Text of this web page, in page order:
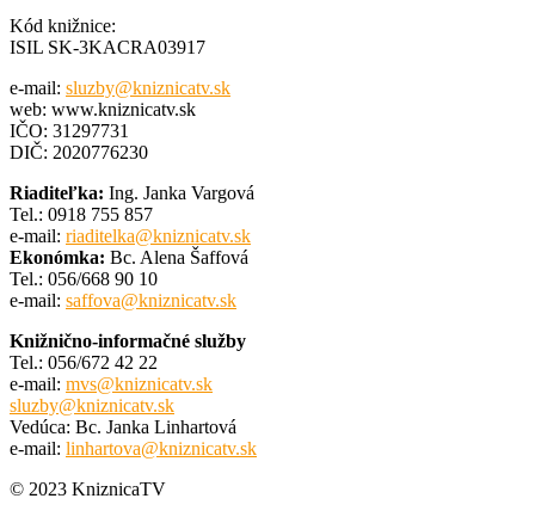
Kód knižnice:
ISIL SK-3KACRA03917
e-mail: sluzby@kniznicatv.sk
web: www.kniznicatv.sk
IČO: 31297731
DIČ: 2020776230
Riaditeľka: Ing. Janka Vargová
Tel.: 0918 755 857
e-mail: riaditelka@kniznicatv.sk
Ekonómka: Bc. Alena Šaffová
Tel.: 056/668 90 10
e-mail: saffova@kniznicatv.sk
Knižnično-informačné služby
Tel.: 056/672 42 22
e-mail: mvs@kniznicatv.sk
sluzby@kniznicatv.sk
Vedúca: Bc. Janka Linhartová
e-mail: linhartova@kniznicatv.sk
© 2023 KniznicaTV